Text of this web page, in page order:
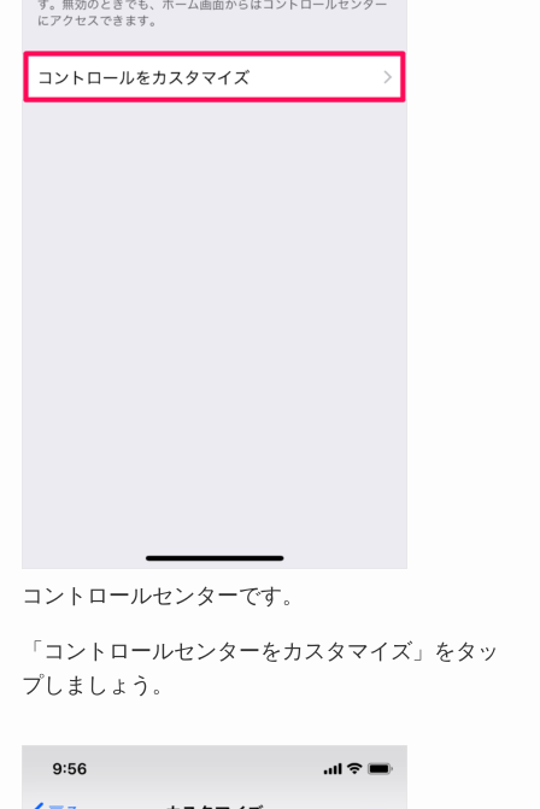
コントロールセンターです。
「コントロールセンターをカスタマイズ」をタッ
プしましょう。